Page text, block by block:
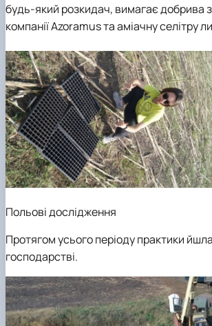
будь-який розкидач, вимагає добрива
компанії Azoramus та аміачну селітру
Польові дослідження
Протягом усього періоду практики
господарстві.